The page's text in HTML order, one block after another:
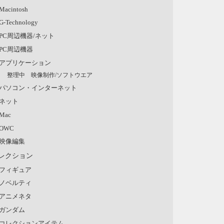
Technology
周辺機器/ネット
周辺機器
プリケーション
整理中 映像制作/ソフトウエア
ソコン・インターネット
ット
像編集
クション
ィギュア
ベルティ
ニメネタ
ンダム